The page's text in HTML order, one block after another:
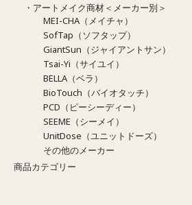
・アートメイク商材＜メーカー別＞
MEI-CHA（メイチャ）
SofTap（ソフタップ）
GiantSun（ジャイアントサン）
Tsai-Yi（サイユイ）
BELLA（ベラ）
BioTouch（バイオタッチ）
PCD（ピーシーディー）
SEEME（シーメイ）
UnitDose（ユニットドーズ）
その他のメーカー
商品カテゴリー